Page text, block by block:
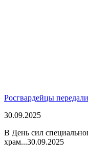
Росгвардейцы
30.09.2025
В День сил
храм...30.09.2025